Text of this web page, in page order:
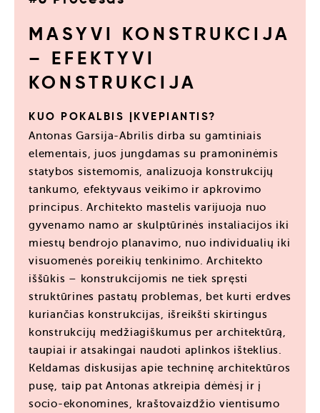
MASYVI KONSTRUKCIJA
– EFEKTYVI
KONSTRUKCIJA
KUO POKALBIS ĮKVEPIANTIS?
Antonas Garsija-Abrilis dirba su gamtiniais
elementais, juos jungdamas su pramoninėmis
statybos sistemomis, analizuoja konstrukcijų
tankumo, efektyvaus veikimo ir apkrovimo
principus. Architekto mastelis varijuoja nuo
gyvenamo namo ar skulptūrinės instaliacijos iki
miestų bendrojo planavimo, nuo individualių iki
visuomenės poreikių tenkinimo. Architekto
iššūkis – konstrukcijomis ne tiek spręsti
struktūrines pastatų problemas, bet kurti erdves
kuriančias konstrukcijas, išreikšti skirtingus
konstrukcijų medžiagiškumus per architektūrą,
taupiai ir atsakingai naudoti aplinkos išteklius.
Keldamas diskusijas apie techninę architektūros
pusę, taip pat Antonas atkreipia dėmėsį ir į
socio-ekonomines, kraštovaizdžio vientisumo